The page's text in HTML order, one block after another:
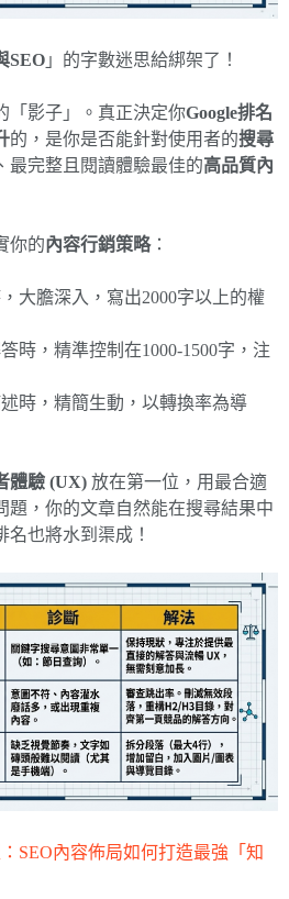
SEO 」的字數迷思給綁架了！
「影子」。真正決定你Google排名
的，是你是否能針對使用者的搜尋
最完整且閱讀體驗最佳的高品質內
你的內容行銷策略：
大膽深入，寫出2000字以上的權
時，精準控制在1000-1500字，注
時，精簡生動，以轉換率為導
體驗 (UX) 放在第一位，用最合適
題，你的文章自然能在搜尋結果中
名也將水到渠成！
SEO內容佈局如何打造最強「知